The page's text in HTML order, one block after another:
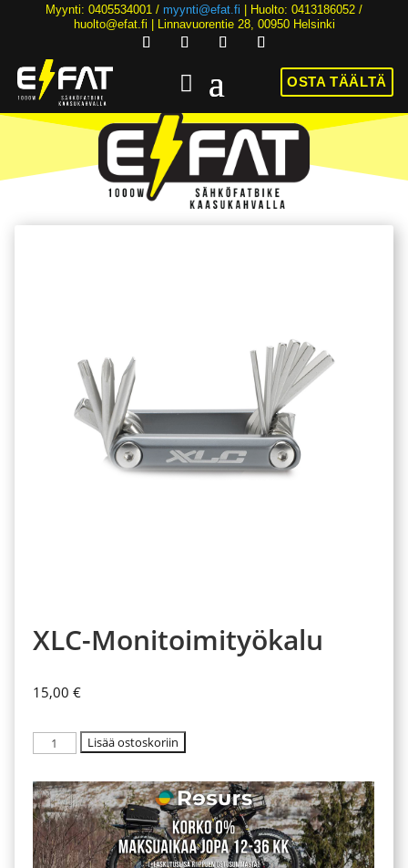
Myynti: 0405534001 / myynti@efat.fi | Huolto: 0413186052 /
huolto@efat.fi | Linnavuorentie 28, 00950 Helsinki
OSTA TÄÄLTÄ
HINTA NYT ALK. 2899€! | 36KK KOROTONTA MAKSUAIKAA | ALK. 89€/KK
XLC-Monitoimityökalu
15,00 €
XLC-
määrä
Lisää ostoskoriin